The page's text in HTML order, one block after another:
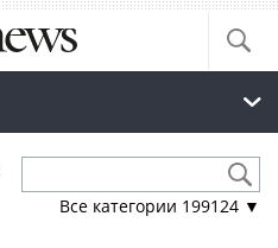
Все категории 199124 ▼